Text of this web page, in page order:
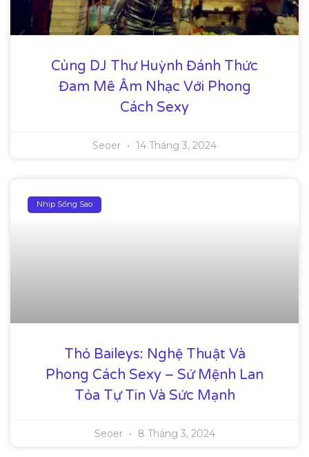
Cùng DJ Thư Huỳnh Đánh Thức
Đam Mê Âm Nhạc Với Phong
Cách Sexy
Seoer 14 Tháng 3, 2024
Nhịp Sống Sao
Thỏ Baileys: Nghệ Thuật Và
Phong Cách Sexy – Sứ Mệnh Lan
Tỏa Tự Tin Và Sức Mạnh
Seoer 8 Tháng 3, 2024